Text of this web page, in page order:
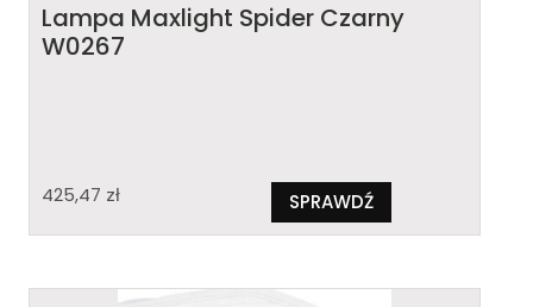
Lampa Maxlight Spider Czarny
W0267
425,47 zł SPRAWDŹ